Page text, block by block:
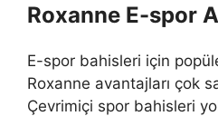
Roxanne E-spor
E-spor bahisleri için
Roxanne avantajları çok
Çevrimiçi spor bahisleri